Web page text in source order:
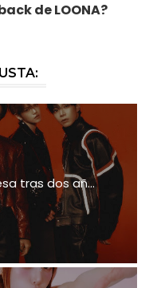
de LOONA?
tras dos añ...